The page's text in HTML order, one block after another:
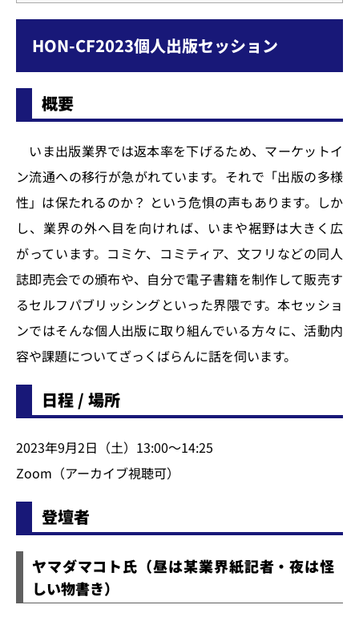
HON-CF2023個人出版セッション
概要
いま出版業界では返本率を下げるため、マーケットイ
ン流通への移行が急がれています。それで「出版の多様
性」は保たれるのか？ という危惧の声もあります。しか
し、業界の外へ目を向ければ、いまや裾野は大きく広
がっています。コミケ、コミティア、文フリなどの同人
誌即売会での頒布や、自分で電子書籍を制作して販売す
るセルフパブリッシングといった界隈です。本セッショ
ンではそんな個人出版に取り組んでいる方々に、活動内
容や課題についてざっくばらんに話を伺います。
日程 / 場所
2023年9月2日（土）13:00～14:25
Zoom（アーカイブ視聴可）
登壇者
ヤマダマコト氏（昼は某業界紙記者・夜は怪
しい物書き）